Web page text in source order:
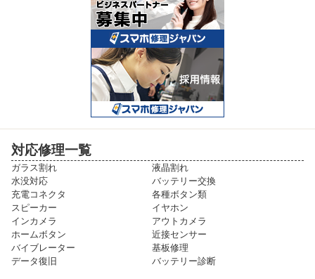
対応修理一覧
ガラス割れ
液晶割れ
水没対応
バッテリー交換
充電コネクタ
各種ボタン類
スピーカー
イヤホン
インカメラ
アウトカメラ
ホームボタン
近接センサー
バイブレーター
基板修理
データ復旧
バッテリー診断